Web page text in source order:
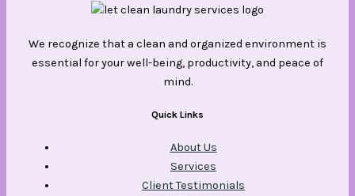
We recognize that a clean and organized environment is
essential for your well-being, productivity, and peace of
mind.
Quick Links
About Us
Services
Client Testimonials